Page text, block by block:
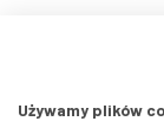
swój bon" na
, w
eBonu uwzględnia
klienta- zgody na
marketingowe, np.
Używamy plików